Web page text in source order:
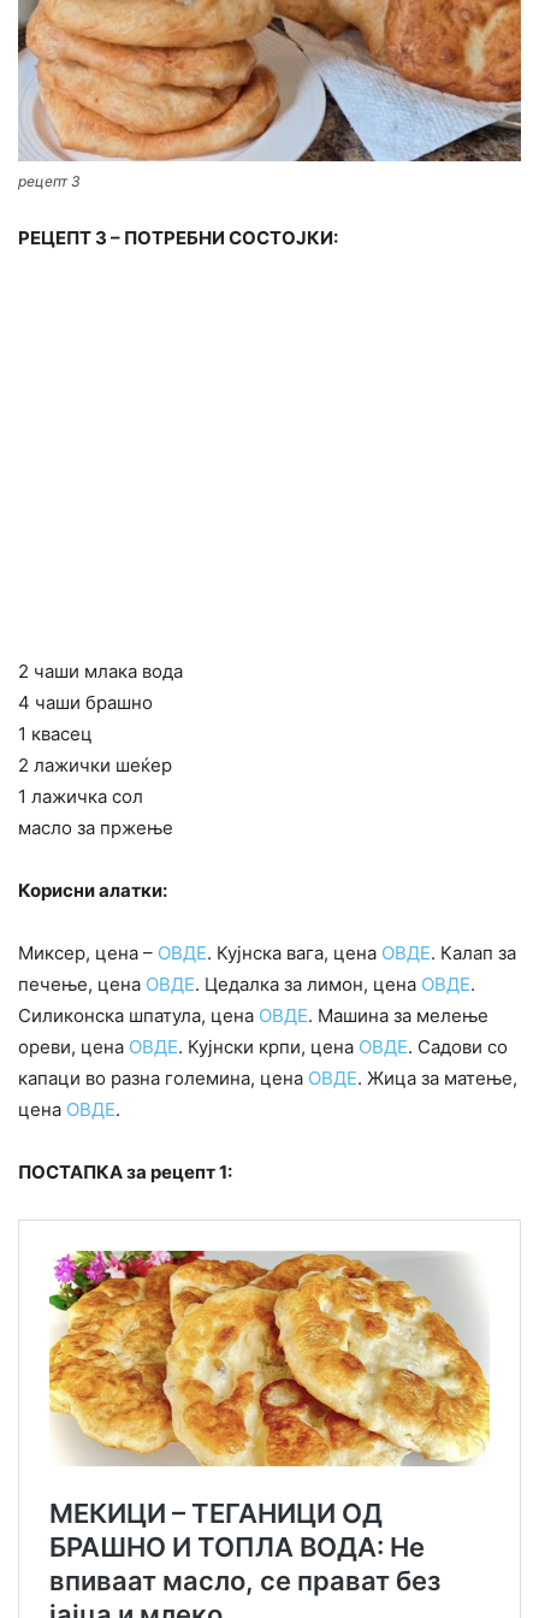
рецепт 3
РЕЦЕПТ 3 – ПОТРЕБНИ СОСТОЈКИ:
2 чаши млака вода
4 чаши брашно
1 квасец
2 лажички шеќер
1 лажичка сол
масло за пржење
Корисни алатки:
Миксер, цена – ОВДЕ. Кујнска вага, цена ОВДЕ. Калап за
печење, цена ОВДЕ. Цедалка за лимон, цена ОВДЕ.
Силиконска шпатула, цена ОВДЕ. Машина за мелење
ореви, цена ОВДЕ. Кујнски крпи, цена ОВДЕ. Садови со
капаци во разна големина, цена ОВДЕ. Жица за матење,
цена ОВДЕ.
ПОСТАПКА за рецепт 1: